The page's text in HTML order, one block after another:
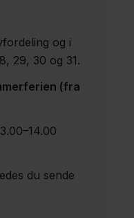
og i
29, 30 og 31.
(fra
du sende